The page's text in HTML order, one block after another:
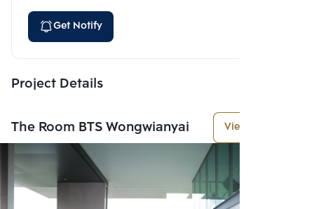
Get Notify
Project Details
The Room BTS Wongwianyai View More